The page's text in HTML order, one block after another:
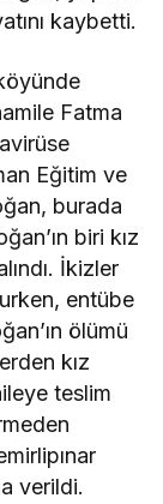
kaybetti.
Fatma
Eğitim ve
burada
biri kız
İkizler
entübe
ölümü
kız
teslim
verildi.